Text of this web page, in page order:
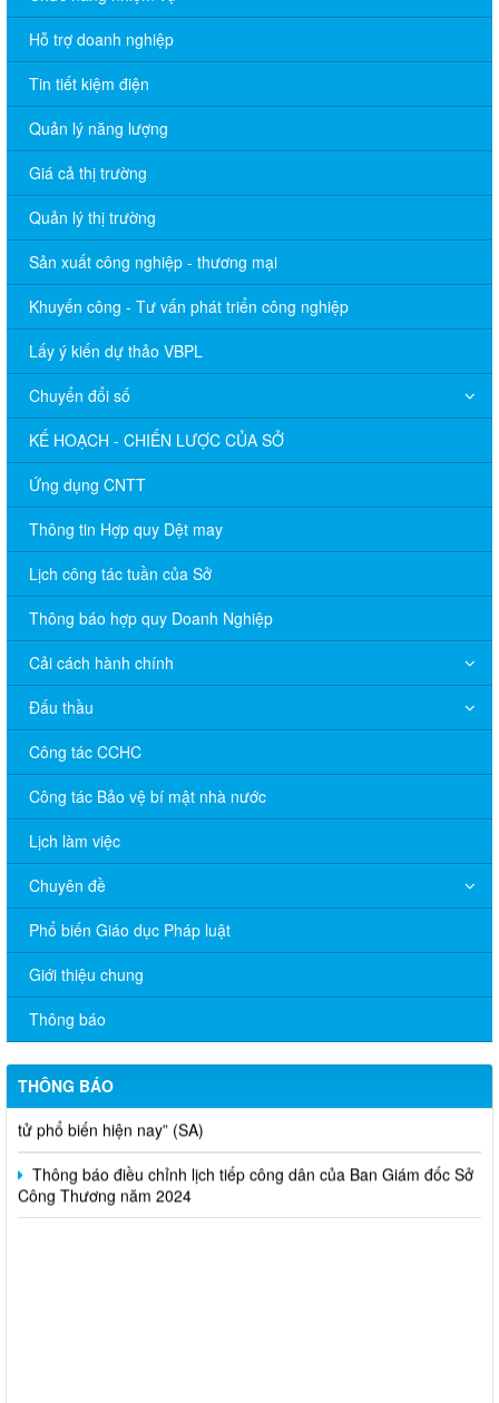
Hỗ trợ doanh nghiệp
Tin tiết kiệm điện
Quản lý năng lượng
Giá cả thị trường
Quản lý thị trường
Sản xuất công nghiệp - thương mại
Khuyến công - Tư vấn phát triển công nghiệp
Lấy ý kiến dự thảo VBPL
Chuyển đổi số
KẾ HOẠCH - CHIẾN LƯỢC CỦA SỞ
Ứng dụng CNTT
Thông tin Hợp quy Dệt may
Lịch công tác tuần của Sở
Thông báo hợp quy Doanh Nghiệp
Cải cách hành chính
Đấu thầu
Công tác CCHC
Công tác Bảo vệ bí mật nhà nước
Lịch làm việc
Chuyên đề
Phổ biến Giáo dục Pháp luật
Giới thiệu chung
Thông báo
THÔNG BÁO
V/v đề nghị báo cáo hệ thống phân phối, nhãn hiệu hàng hóa
và hoạt động mua bán khí trên địa bàn tỉnh năm 2025 (nhắc lần
2).
Thông báo bán thanh lý tài sản công theo hình thức chỉ định
Thông báo lựa chọn nhà thầu thực hiện gói thầu: “tổ chức tập
huấn kinh doanh online hiệu quả trên các kênh thương mại điện
tử phổ biến hiện nay” (SA)
Thông báo điều chỉnh lịch tiếp công dân của Ban Giám đốc Sở
Công Thương năm 2024